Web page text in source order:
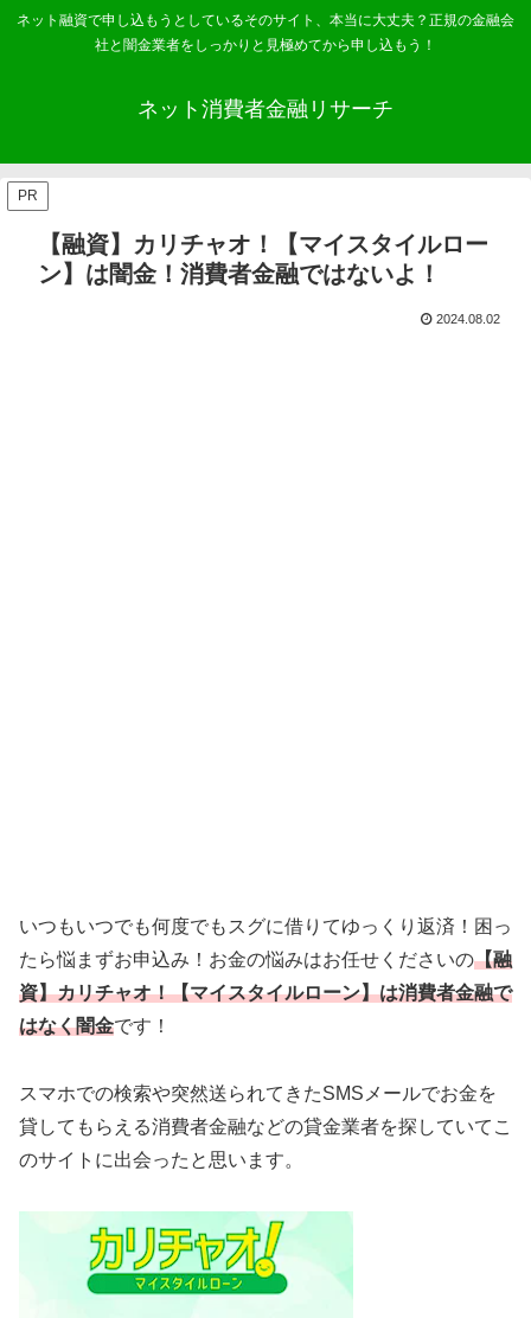
ネット融資で申し込もうとしているそのサイト、本当に大丈夫？正規の金融会
社と闇金業者をしっかりと見極めてから申し込もう！
ネット消費者金融リサーチ
PR
【融資】カリチャオ！【マイスタイルロー
ン】は闇金！消費者金融ではないよ！
2024.08.02
いつもいつでも何度でもスグに借りてゆっくり返済！困っ
たら悩まずお申込み！お金の悩みはお任せくださいの【融
資】カリチャオ！【マイスタイルローン】は消費者金融で
はなく闇金です！
スマホでの検索や突然送られてきたSMSメールでお金を
貸してもらえる消費者金融などの貸金業者を探していてこ
のサイトに出会ったと思います。